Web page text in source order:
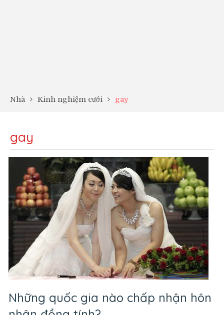
Nhà Kinh nghiệm cưới gay
gay
Những quốc gia nào chấp nhận hôn